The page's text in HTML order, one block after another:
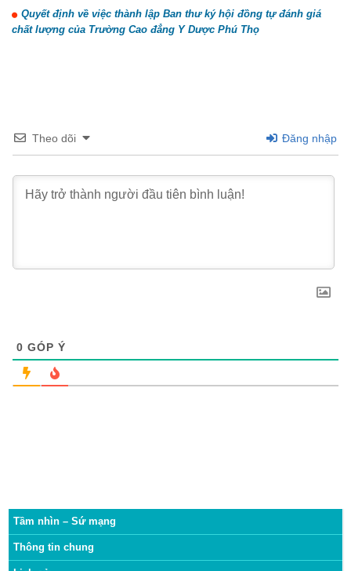
Tầm nhìn – Sứ mạng
Thông tin chung
Quyết định về việc thành lập Ban thư ký hội đồng tự đánh giá
chất lượng của Trường Cao đẳng Y Dược Phú Thọ
Theo dõi Đăng nhập
0 GÓP Ý